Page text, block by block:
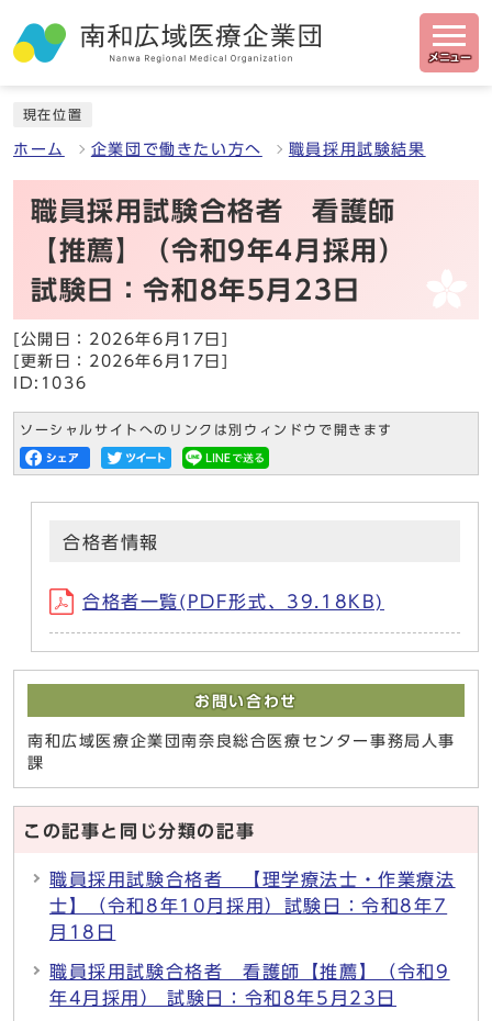
メニュー
現在位置
ホーム 企業団で働きたい方へ 職員採用試験結果
職員採用試験合格者 看護師
【推薦】（令和9年4月採用）
試験日：令和8年5月23日
[公開日：2026年6月17日]
[更新日：2026年6月17日]
ID:1036
ソーシャルサイトへのリンクは別ウィンドウで開きます
合格者情報
合格者一覧(PDF形式、39.18KB)
お問い合わせ
南和広域医療企業団南奈良総合医療センター事務局人事
課
この記事と同じ分類の記事
職員採用試験合格者 【理学療法士・作業療法
士】（令和8年10月採用）試験日：令和8年7
月18日
職員採用試験合格者 看護師【推薦】（令和9
年4月採用） 試験日：令和8年5月23日